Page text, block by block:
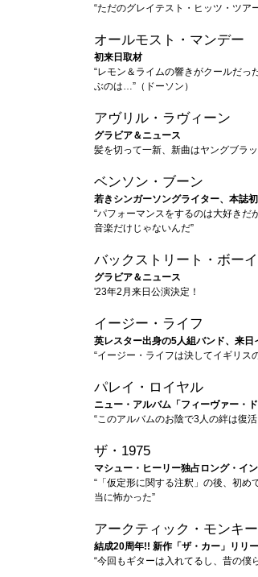
“ただのグレイテスト・ヒッツ・ツア
オールモスト・マンデー
初来日取材
“レモン＆ライムの響きがクールだ
ぶのは…”（ドーソン）
アヴリル・ラヴィーン
グラビア＆ニュース
髪を切って一新、新曲はヤングブラ
ベンソン・ブーン
若きシンガーソングライター、本誌
“パフォーマンスをするのは大好きだ
音楽だけじゃないんだ”
バックストリート・ボー
グラビア＆ニュース
'23年2月来日公演決定！
イージー・ライフ
英レスター出身の5人組バンド、来日
“イージー・ライフは決してイギリス
パレイ・ロイヤル
ニュー・アルバム「フィーヴァー・
“このアルバムのお陰で3人の絆は復
ザ・1975
マシュー・ヒーリー独占ロング・イン
“「仮定形に関する注釈」の後、初め
当に怖かった”
アークティック・モンキ
結成20周年!! 新作「ザ・カー」リリ
“今回もギターは入れてるし、昔の僕